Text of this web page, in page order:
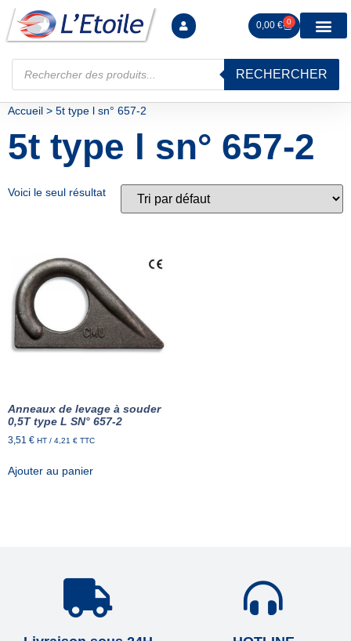
0,00 € 0
RECHERCHER
Accueil > 5t type l sn° 657-2
5t type l sn° 657-2
Voici le seul résultat
Anneaux de levage à souder
0,5T type L SN° 657-2
3,51 € HT / 4,21 € TTC
Ajouter au panier